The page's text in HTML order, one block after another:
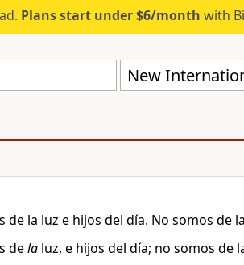
Plans start under $6/month with
New
la luz e hijos del día. No somos de
dela luz, e hijos del día; no somos de